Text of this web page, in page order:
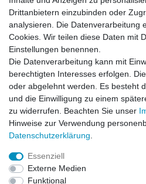
Zahlungsarten
Versandarten & -kosten
Widerrufsrecht
Warenkorb
Zur Kasse
Vertrag widerrufen
Mein Konto
Registrieren
Drittanbietern einzubinden oder
analysieren. Die Datenverarbeitung
Cookies. Wir teilen diese Daten mit
Einstellungen benennen.
Die Datenverarbeitung kann mit
berechtigten Interesses erfolgen.
oder abgelehnt werden. Es besteht
und die Einwilligung zu einem
zu widerrufen. Beachten Sie unser
Hinweise zur Verwendung
Daten­schutz­erklärung
Essenziell
Externe Medien
Funktional